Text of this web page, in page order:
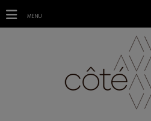
DOUBLE VITRAGE ISOLANT SUR MESURE
MENU